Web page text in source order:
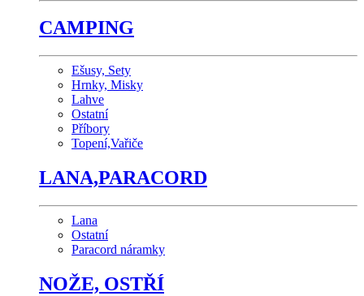
CAMPING
Ešusy, Sety
Hrnky, Misky
Lahve
Ostatní
Příbory
Topení,Vařiče
LANA,PARACORD
Lana
Ostatní
Paracord náramky
NOŽE, OSTŘÍ